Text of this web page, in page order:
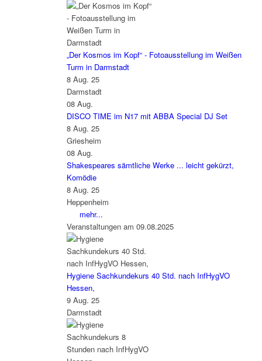
„Der Kosmos im Kopf“ - Fotoausstellung im Weißen
Turm in Darmstadt
8 Aug. 25
Darmstadt
08 Aug.
DISCO TIME im N17 mit ABBA Special DJ Set
8 Aug. 25
Griesheim
08 Aug.
Shakespeares sämtliche Werke ... leicht gekürzt,
Komödie
8 Aug. 25
Heppenheim
mehr...
Veranstaltungen am 09.08.2025
Hygiene Sachkundekurs 40 Std. nach InfHygVO
Hessen,
9 Aug. 25
Darmstadt